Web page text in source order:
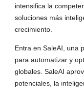
intensifica la
soluciones más
crecimiento.
Entra en SaleAI, una
para automatizar y
globales. SaleAI
potenciales, la